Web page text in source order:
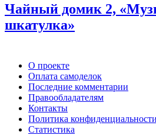
Чайный домик 2,
шкатулка»
О проекте
Оплата самоделок
Последние комментарии
Правообладателям
Контакты
Политика конфиденциальности
Статистика